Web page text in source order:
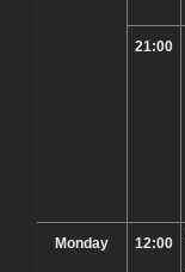
21:00
Monday 12:00